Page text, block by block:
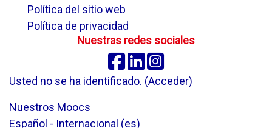
Política del sitio web
Política de privacidad
Nuestras redes sociales
Facebook
Linkedin
Usted no se ha identificado. (Acceder)
Nuestros Moocs
Español - Internacional ‎(es)‎